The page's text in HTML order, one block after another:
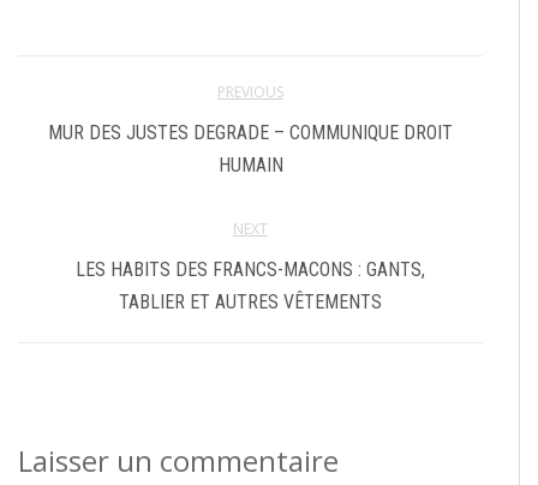
PREVIOUS
MUR DES JUSTES DEGRADE – COMMUNIQUE DROIT
HUMAIN
NEXT
LES HABITS DES FRANCS-MACONS : GANTS,
TABLIER ET AUTRES VÊTEMENTS
Laisser un commentaire